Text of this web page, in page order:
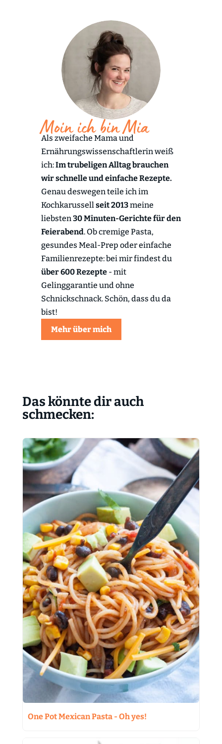
Moin ich bin Mia
Als zweifache Mama und
Ernährungswissenschaftlerin weiß
ich:Im trubeligen Alltag brauchen
wir schnelle und einfache Rezepte.
Genau deswegen teile ich im
Kochkarussellseit 2013meine
liebsten30 Minuten-Gerichte für den
Feierabend. Ob cremige Pasta,
gesundes Meal-Prep oder einfache
Familienrezepte: bei mir findest du
über 600 Rezepte- mit
Gelinggarantie und ohne
Schnickschnack. Schön, dass du da
bist!
Mehr über mich
Das könnte dir auch
schmecken:
One Pot Mexican Pasta - Oh yes!